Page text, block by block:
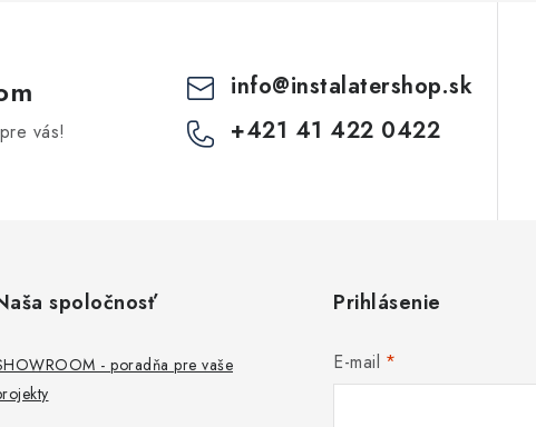
v
p
i
s
vás!
info@instalatershop.sk
+421 41 422 0422
spoločnosť
- poradňa pre vaše
Prihlásenie
E-mail